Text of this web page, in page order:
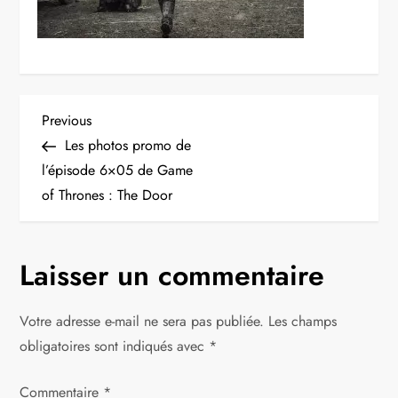
N
a
v
g
a
t
Previous
Post
Previous
Les photos promo de
l’épisode 6×05 de Game
of Thrones : The Door
Laisser un commentaire
Votre adresse e-mail ne sera pas publiée. Les champs
obligatoires sont indiqués avec *
Commentaire *